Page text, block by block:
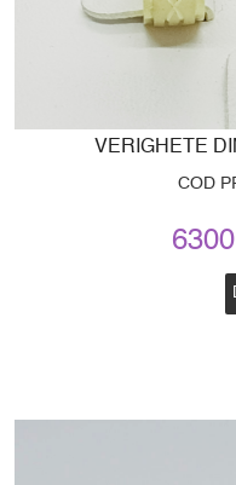
VERIGHETE
COD